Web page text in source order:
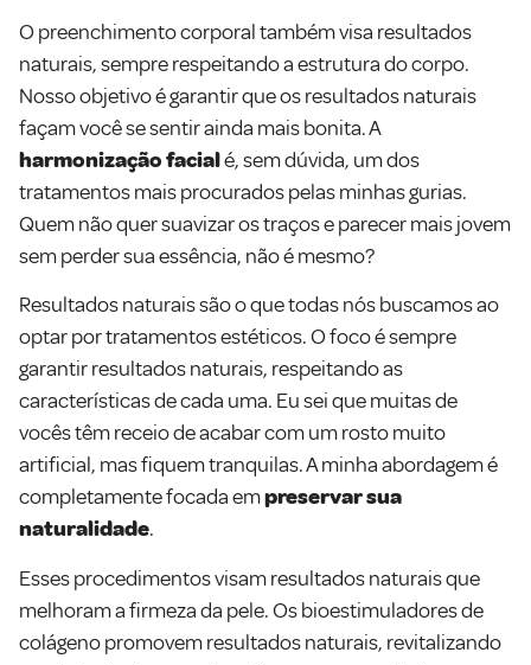
O preenchimento corporal também visa resultados
naturais, sempre respeitando a estrutura do corpo.
Nosso objetivo é garantir que os resultados naturais
façam você se sentir ainda mais bonita. A
harmonização facialé, sem dúvida, um dos
tratamentos mais procurados pelas minhas gurias.
Quem não quer suavizar os traços e parecer mais jovem
sem perder sua essência, não é mesmo?
Resultados naturais são o que todas nós buscamos ao
optar por tratamentos estéticos. O foco é sempre
garantir resultados naturais, respeitando as
características de cada uma. Eu sei que muitas de
vocês têm receio de acabar com um rosto muito
artificial, mas fiquem tranquilas. A minha abordagem é
completamente focada empreservar sua
naturalidade.
Esses procedimentos visam resultados naturais que
melhoram a firmeza da pele. Os bioestimuladores de
colágeno promovem resultados naturais, revitalizando